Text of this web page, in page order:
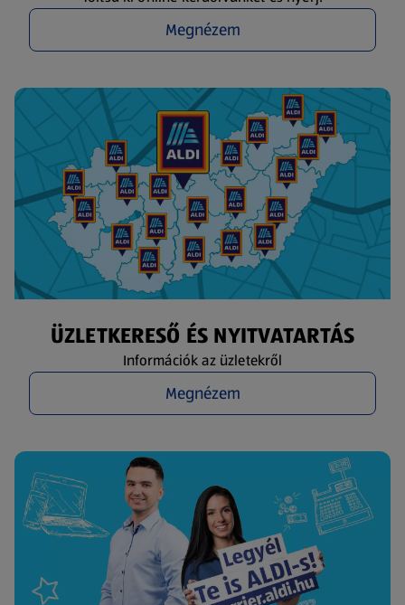
Megnézem
ÜZLETKERESŐ ÉS NYITVATARTÁS
Információk az üzletekről
Megnézem